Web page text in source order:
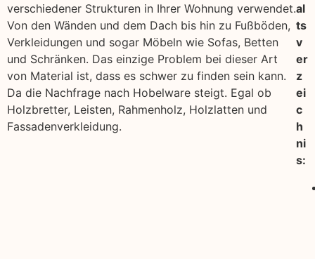
verschiedener Strukturen in Ihrer Wohnung verwendet.
Von den Wänden und dem Dach bis hin zu Fußböden,
Verkleidungen und sogar Möbeln wie Sofas, Betten
und Schränken. Das einzige Problem bei dieser Art
von Material ist, dass es schwer zu finden sein kann.
Da die Nachfrage nach Hobelware steigt. Egal ob
Holzbretter, Leisten, Rahmenholz, Holzlatten und
Fassadenverkleidung.
al
ts
v
er
z
ei
c
h
ni
s: